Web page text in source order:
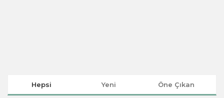
Hepsi Yeni Öne Çıkan